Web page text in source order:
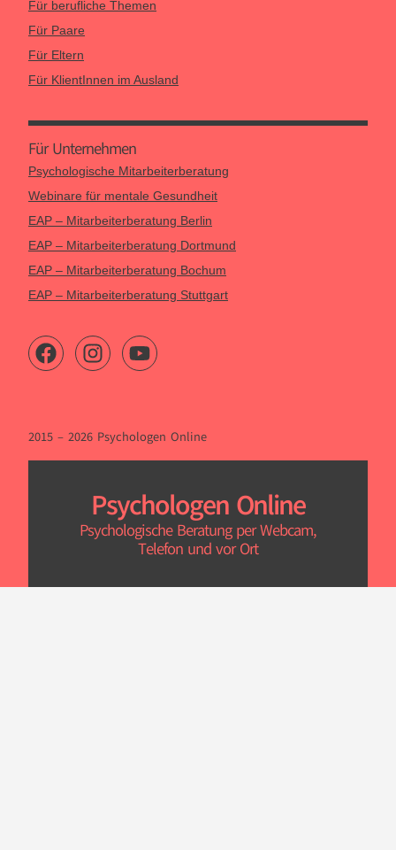
Für berufliche Themen
Für Paare
Für Eltern
Für KlientInnen im Ausland
Für Unternehmen
Psychologische Mitarbeiterberatung
Webinare für mentale Gesundheit
EAP – Mitarbeiterberatung Berlin
EAP – Mitarbeiterberatung Dortmund
EAP – Mitarbeiterberatung Bochum
EAP – Mitarbeiterberatung Stuttgart
2015 – 2026 Psychologen Online
Psychologen Online
Psychologische Beratung per Webcam,
Telefon und vor Ort